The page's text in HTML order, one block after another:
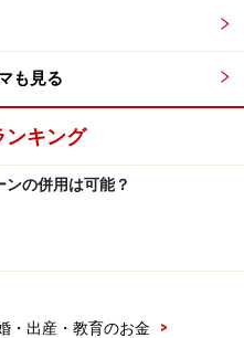
用（アパート・マンショ
ン購入費、通学費用、修学
料など
融資対象。
とはならない。
れる月の翌月末まで融資
割納付分でも一括で借り
も見る
ンキング
の併用は可能？
・出産・教育のお金
>